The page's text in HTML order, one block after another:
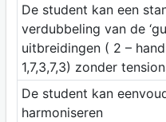
De student kan een
verdubbeling van de
uitbreidingen ( 2 –
1,7,3,7,3) zonder
De student kan
harmoniseren